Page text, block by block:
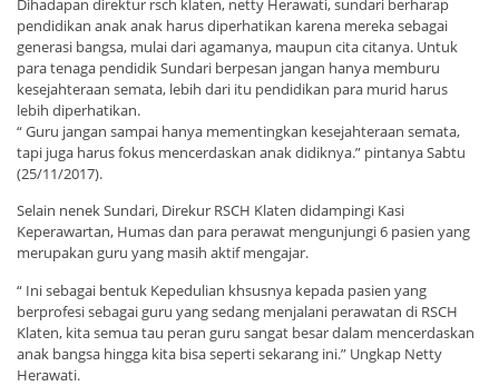
Dihadapan direktur rsch klaten, netty Herawati, sundari berharap
pendidikan anak anak harus diperhatikan karena mereka sebagai
generasi bangsa, mulai dari agamanya, maupun cita citanya. Untuk
para tenaga pendidik Sundari berpesan jangan hanya memburu
kesejahteraan semata, lebih dari itu pendidikan para murid harus
lebih diperhatikan.
“ Guru jangan sampai hanya mementingkan kesejahteraan semata,
tapi juga harus fokus mencerdaskan anak didiknya.” pintanya Sabtu
(25/11/2017).
Selain nenek Sundari, Direkur RSCH Klaten didampingi Kasi
Keperawartan, Humas dan para perawat mengunjungi 6 pasien yang
merupakan guru yang masih aktif mengajar.
“ Ini sebagai bentuk Kepedulian khsusnya kepada pasien yang
berprofesi sebagai guru yang sedang menjalani perawatan di RSCH
Klaten, kita semua tau peran guru sangat besar dalam mencerdaskan
anak bangsa hingga kita bisa seperti sekarang ini.” Ungkap Netty
Herawati.